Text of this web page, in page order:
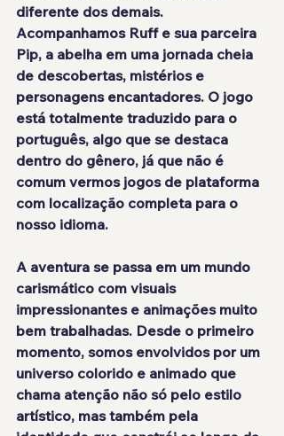
diferente dos demais.
Acompanhamos Ruff e sua parceira
Pip, a abelha em uma jornada cheia
de descobertas, mistérios e
personagens encantadores. O jogo
está totalmente traduzido para o
português, algo que se destaca
dentro do gênero, já que não é
comum vermos jogos de plataforma
com localização completa para o
nosso idioma.
A aventura se passa em um mundo
carismático com visuais
impressionantes e animações muito
bem trabalhadas. Desde o primeiro
momento, somos envolvidos por um
universo colorido e animado que
chama atenção não só pelo estilo
artístico, mas também pela